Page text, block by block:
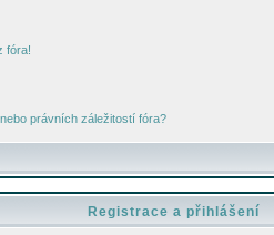
fóra!
právních záležitostí fóra?
Registrace a přihlášení